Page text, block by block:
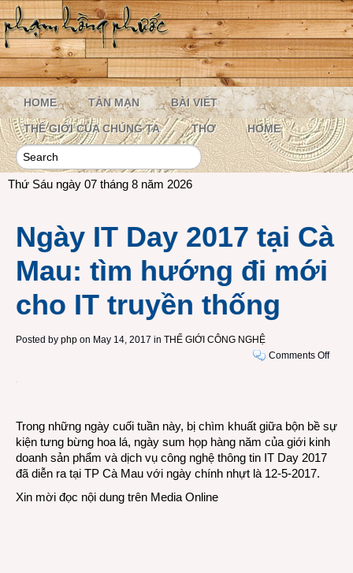
HOME TẢN MẠN BÀI VIẾT
THẾ GIỚI CỦA CHÚNG TA THƠ HOME
Thứ Sáu ngày 07 tháng 8 năm 2026
Ngày IT Day 2017 tại Cà
Mau: tìm hướng đi mới
cho IT truyền thống
Posted by php on May 14, 2017 in THẾ GIỚI CÔNG NGHỆ
Comments Offon
tại
Cà
Trong những ngày cuối tuần này, bị chìm khuất giữa bộn bề sự
kiện tưng bừng hoa lá, ngày sum họp hàng năm của giới kinh
doanh sản phẩm và dịch vụ công nghệ thông tin IT Day 2017
đã diễn ra tại TP Cà Mau với ngày chính nhựt là 12-5-2017.
Xin mời đọc nội dung trên Media Online